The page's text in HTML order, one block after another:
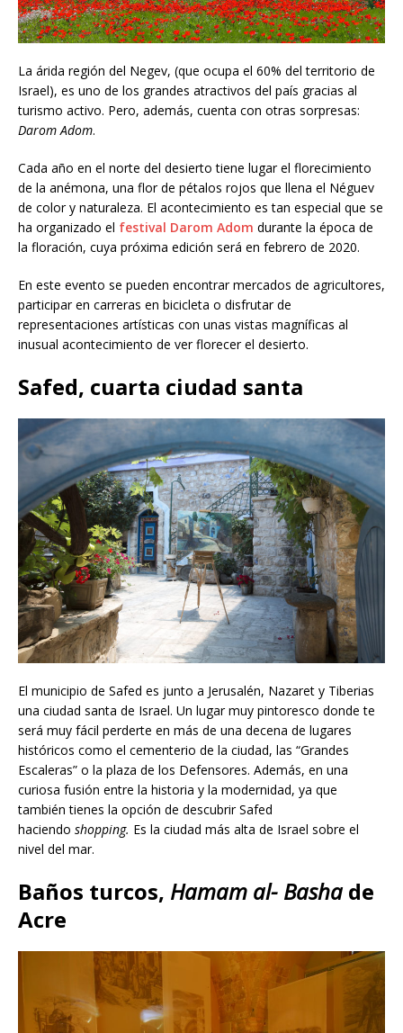
La árida región del Negev, (que ocupa el 60% del territorio de
Israel), es uno de los grandes atractivos del país gracias al
turismo activo. Pero, además, cuenta con otras sorpresas:
Darom Adom.
Cada año en el norte del desierto tiene lugar el florecimiento
de la anémona, una flor de pétalos rojos que llena el Néguev
de color y naturaleza. El acontecimiento es tan especial que se
ha organizado el festival Darom Adom durante la época de
la floración, cuya próxima edición será en febrero de 2020.
En este evento se pueden encontrar mercados de agricultores,
participar en carreras en bicicleta o disfrutar de
representaciones artísticas con unas vistas magníficas al
inusual acontecimiento de ver florecer el desierto.
Safed, cuarta ciudad santa
El municipio de Safed es junto a Jerusalén, Nazaret y Tiberias
una ciudad santa de Israel. Un lugar muy pintoresco donde te
será muy fácil perderte en más de una decena de lugares
históricos como el cementerio de la ciudad, las “Grandes
Escaleras” o la plaza de los Defensores. Además, en una
curiosa fusión entre la historia y la modernidad, ya que
también tienes la opción de descubrir Safed
haciendo shopping. Es la ciudad más alta de Israel sobre el
nivel del mar.
Baños turcos, Hamam al- Bashade
Acre